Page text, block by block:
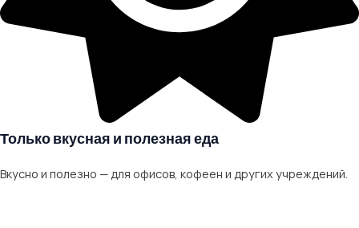
Только вкусная и полезная еда
Вкусно и полезно — для офисов, кофеен и других учреждений.